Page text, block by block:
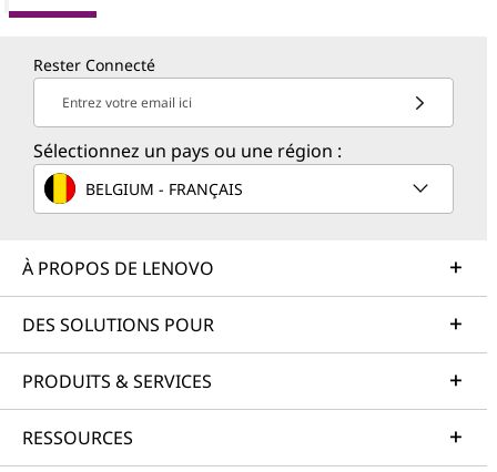
Rester Connecté
Entrez votre email ici
Sélectionnez un pays ou une région :
BELGIUM - FRANÇAIS
À PROPOS DE LENOVO
DES SOLUTIONS POUR
PRODUITS & SERVICES
RESSOURCES